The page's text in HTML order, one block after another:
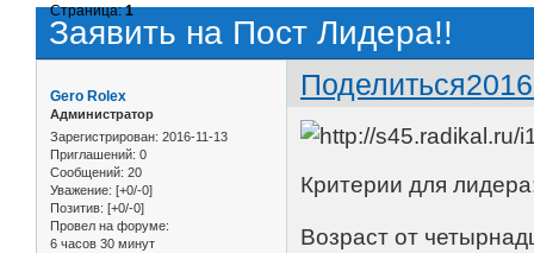
Заявить на Пост Лидера!!
Страница:1
Поделиться
Gero Rolex
Администратор
Зарегистрирован: 2016-11-13
Приглашений: 0
Сообщений: 20
Уважение: [+0/-0]
Позитив: [+0/-0]
Провел на форуме:
6 часов 30 минут
Критерии для
Возраст от